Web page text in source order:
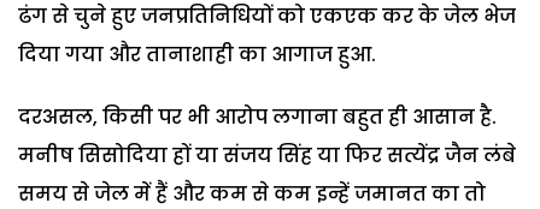
ढंग से चुने हुए जनप्रतिनिधियों को एकएक कर के जेल भेज
दिया गया और तानाशाही का आगाज हुआ.
दरअसल, किसी पर भी आरोप लगाना बहुत ही आसान है.
मनीष सिसोदिया हों या संजय सिंह या फिर सत्येंद्र जैन लंबे
समय से जेल में हैं और कम से कम इन्हें जमानत का तो